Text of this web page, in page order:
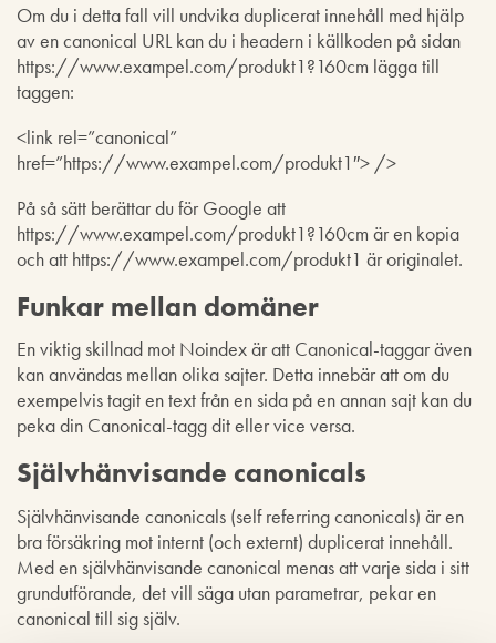
Om du i detta fall vill undvika duplicerat innehåll med hjälp
av en canonical URL kan du i headern i källkoden på sidan
https://www.exampel.com/produkt1?160cm lägga till
taggen:
<link rel=”canonical”
href=”https://www.exampel.com/produkt1″> />
På så sätt berättar du för Google att
https://www.exampel.com/produkt1?160cm är en kopia
och att https://www.exampel.com/produkt1 är originalet.
Funkar mellan domäner
En viktig skillnad mot Noindex är att Canonical-taggar även
kan användas mellan olika sajter. Detta innebär att om du
exempelvis tagit en text från en sida på en annan sajt kan du
peka din Canonical-tagg dit eller vice versa.
Självhänvisande canonicals
Självhänvisande canonicals (self referring canonicals) är en
bra försäkring mot internt (och externt) duplicerat innehåll.
Med en självhänvisande canonical menas att varje sida i sitt
grundutförande, det vill säga utan parametrar, pekar en
canonical till sig själv.